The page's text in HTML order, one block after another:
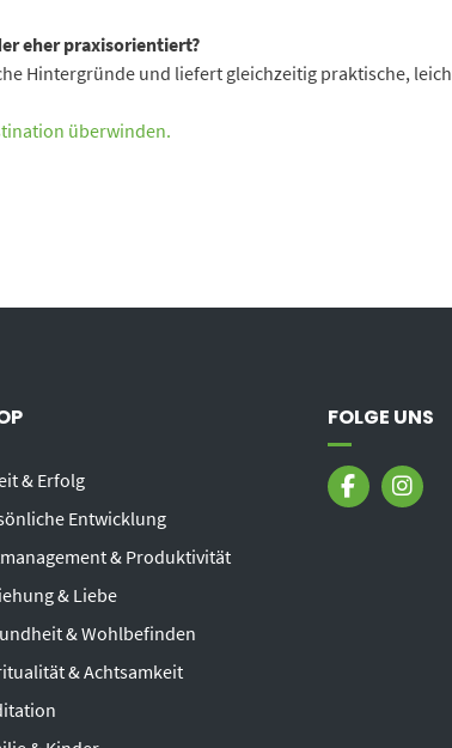
eher praxisorientiert?
Hintergründe und liefert gleichzeitig praktische,
überwinden.
& Erfolg
Entwicklung
& Produktivität
& Liebe
& Wohlbefinden
& Achtsamkeit
FOLGE UNS